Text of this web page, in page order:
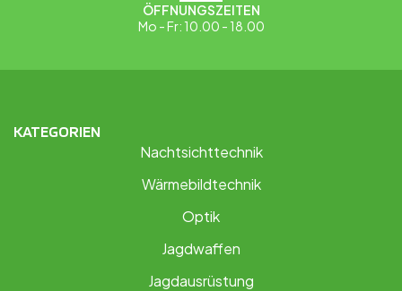
ÖFFNUNGSZEITEN
Mo - Fr: 10.00 - 18.00
KATEGORIEN
Nachtsichttechnik
Wärmebildtechnik
Optik
Jagdwaffen
Jagdausrüstung